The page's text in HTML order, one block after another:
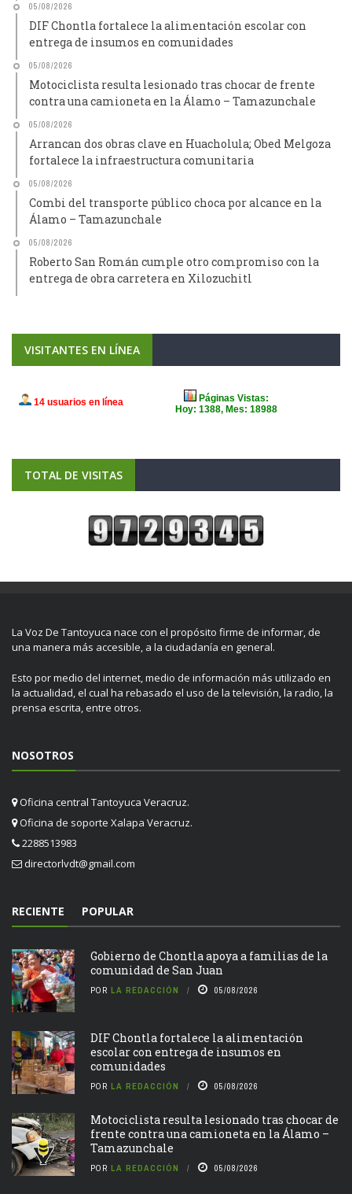
05/08/2026
DIF Chontla fortalece la alimentación escolar con
entrega de insumos en comunidades
05/08/2026
Motociclista resulta lesionado tras chocar de frente
contra una camioneta en la Álamo – Tamazunchale
05/08/2026
Arrancan dos obras clave en Huacholula; Obed Melgoza
fortalece la infraestructura comunitaria
05/08/2026
Combi del transporte público choca por alcance en la
Álamo – Tamazunchale
05/08/2026
Roberto San Román cumple otro compromiso con la
entrega de obra carretera en Xilozuchitl
VISITANTES EN LÍNEA
TOTAL DE VISITAS
La Voz De Tantoyuca nace con el propósito firme de informar, de
una manera más accesible, a la ciudadanía en general.
Esto por medio del internet, medio de información más utilizado en
la actualidad, el cual ha rebasado el uso de la televisión, la radio, la
prensa escrita, entre otros.
NOSOTROS
Oficina central Tantoyuca Veracruz.
Oficina de soporte Xalapa Veracruz.
2288513983
directorlvdt@gmail.com
RECIENTE POPULAR
Gobierno de Chontla apoya a familias de la
comunidad de San Juan
POR LA REDACCIÓN 05/08/2026
DIF Chontla fortalece la alimentación
escolar con entrega de insumos en
comunidades
POR LA REDACCIÓN 05/08/2026
Motociclista resulta lesionado tras chocar de
frente contra una camioneta en la Álamo –
Tamazunchale
POR LA REDACCIÓN 05/08/2026